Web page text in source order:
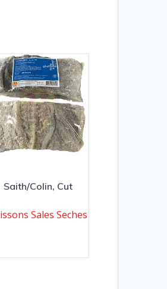
Saith/Colin, Cut
Sales Seches